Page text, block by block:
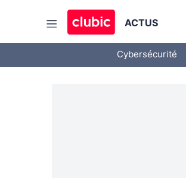
ACTUS
Cybersécurité